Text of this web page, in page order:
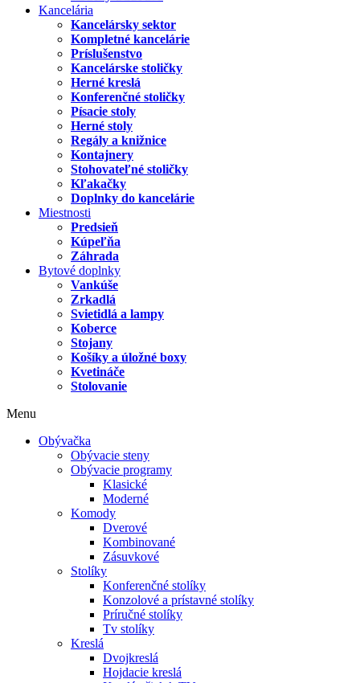
Kancelária
Kancelársky sektor
Kompletné kancelárie
Príslušenstvo
Kancelárske stoličky
Herné kreslá
Konferenčné stoličky
Písacie stoly
Herné stoly
Regály a knižnice
Kontajnery
Stohovateľné stoličky
Kľakačky
Doplnky do kancelárie
Miestnosti
Predsieň
Kúpeľňa
Záhrada
Bytové doplnky
Vankúše
Zrkadlá
Svietidlá a lampy
Koberce
Stojany
Košíky a úložné boxy
Kvetináče
Stolovanie
Menu
Obývačka
Obývacie steny
Obývacie programy
Klasické
Moderné
Komody
Dverové
Kombinované
Zásuvkové
Stolíky
Konferenčné stolíky
Konzolové a prístavné stolíky
Príručné stolíky
Tv stolíky
Kreslá
Dvojkreslá
Hojdacie kreslá